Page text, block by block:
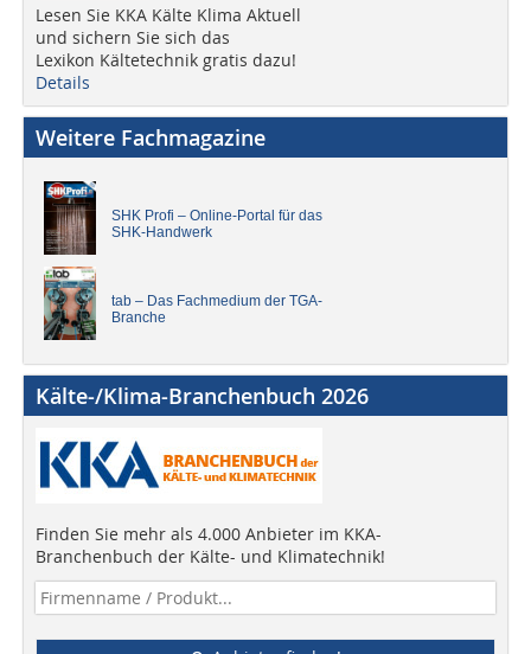
Lesen Sie KKA Kälte Klima Aktuell
und sichern Sie sich das
Lexikon Kältetechnik gratis dazu!
Details
Weitere Fachmagazine
SHK Profi – Online-Portal für das
SHK-Handwerk
tab – Das Fachmedium der TGA-
Branche
Kälte-/Klima-Branchenbuch 2026
Finden Sie mehr als 4.000 Anbieter im KKA-
Branchenbuch der Kälte- und Klimatechnik!